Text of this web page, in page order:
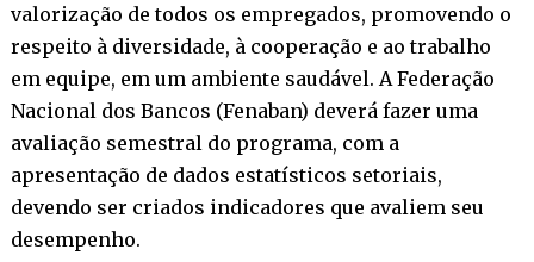
valorização de todos os empregados, promovendo o
respeito à diversidade, à cooperação e ao trabalho
em equipe, em um ambiente saudável. A Federação
Nacional dos Bancos (Fenaban) deverá fazer uma
avaliação semestral do programa, com a
apresentação de dados estatísticos setoriais,
devendo ser criados indicadores que avaliem seu
desempenho.